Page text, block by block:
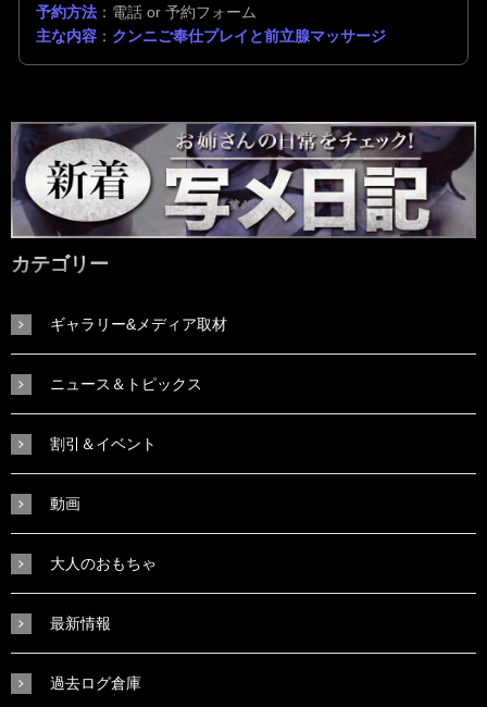
予約方法 ：電話 or 予約フォーム
主な内容 ： クンニご奉仕プレイと前立腺マッサージ
カテゴリー
ギャラリー&メディア取材
ニュース＆トピックス
割引＆イベント
動画
大人のおもちゃ
最新情報
過去ログ倉庫